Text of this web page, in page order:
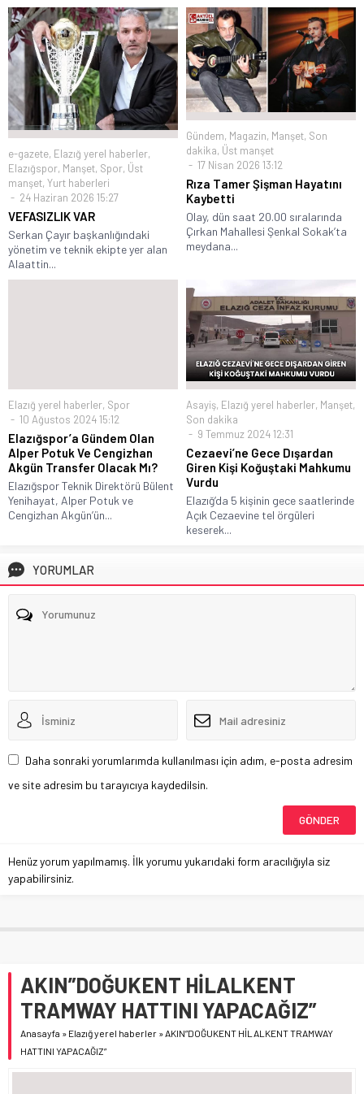
e-gazete, Elazığ yerel haberler,
Elazığspor, Manşet, Spor, Üst
manşet, Yurt haberleri
24 Haziran 2026 15:27
VEFASIZLIK VAR
Serkan Çayır başkanlığındaki
yönetim ve teknik ekipte yer alan
Alaattin...
Gündem, Magazin, Manşet, Son
dakika, Üst manşet
17 Nisan 2026 13:12
Rıza Tamer Şişman Hayatını
Kaybetti
Olay, dün saat 20.00 sıralarında
Çırkan Mahallesi Şenkal Sokak’ta
meydana...
Elazığ yerel haberler, Spor
10 Ağustos 2024 15:12
Elazığspor’a Gündem Olan
Alper Potuk Ve Cengizhan
Akgün Transfer Olacak Mı?
Elazığspor Teknik Direktörü Bülent
Yenihayat, Alper Potuk ve
Cengizhan Akgün’ün...
Asayiş, Elazığ yerel haberler, Manşet,
Son dakika
9 Temmuz 2024 12:31
Cezaevi’ne Gece Dışardan
Giren Kişi Koğuştaki Mahkumu
Vurdu
Elazığ’da 5 kişinin gece saatlerinde
Açık Cezaevine tel örgüleri
keserek...
YORUMLAR
Daha sonraki yorumlarımda kullanılması için adım, e-posta adresim
ve site adresim bu tarayıcıya kaydedilsin.
Henüz yorum yapılmamış. İlk yorumu yukarıdaki form aracılığıyla siz
yapabilirsiniz.
AKIN”DOĞUKENT HİLALKENT
TRAMWAY HATTINI YAPACAĞIZ”
Anasayfa » Elazığ yerel haberler »AKIN”DOĞUKENT HİLALKENT TRAMWAY
HATTINI YAPACAĞIZ”